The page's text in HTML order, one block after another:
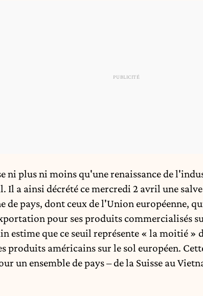
ni plus ni moins qu'une renaissance de
Il a ainsi décrété ce mercredi 2 avril une
de pays, dont ceux de l'Union européenne,
pour ses produits commercialisés
estime que ce seuil représente « la moitié »
produits américains sur le sol européen.
un ensemble de pays – de la Suisse au